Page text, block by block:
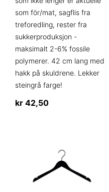
som för/mat, sagflis fra
treforedling, rester fra
sukkerproduksjon -
maksimalt 2-6% fossile
polymerer. 42 cm lang med
hakk på skuldrene. Lekker
steingrå farge!
kr 42,50